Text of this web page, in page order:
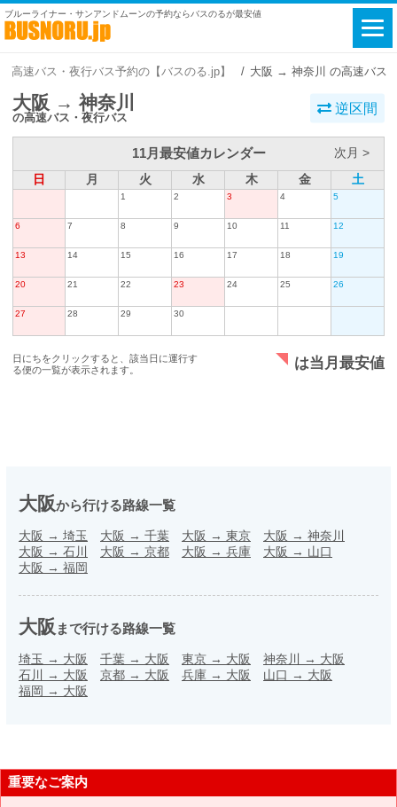
ブルーライナー・サンアンドムーンの予約ならバスのるが最安値
高速バス・夜行バス予約の【バスのる.jp】 大阪 → 神奈川 の高速バス
大阪 → 神奈川
の高速バス・夜行バス
逆区間
11月最安値カレンダー
次月 >
日
月 火 水 木 金 土
1 2 3 4 5
6 7 8 9 10 11 12
13 14 15 16 17 18 19
20 21 22 23 24 25 26
27 28 29 30
日にちをクリックすると、該当日に運行す
る便の一覧が表示されます。
は当月最安値
大阪から行ける路線一覧
大阪 → 埼玉 大阪 → 千葉 大阪 → 東京 大阪 → 神奈川
大阪 → 石川 大阪 → 京都 大阪 → 兵庫 大阪 → 山口
大阪 → 福岡
大阪 まで行ける路線一覧
埼玉 → 大阪 千葉 → 大阪 東京 → 大阪 神奈川 → 大阪
石川 → 大阪 京都 → 大阪 兵庫 → 大阪 山口 → 大阪
福岡 → 大阪
重要なご案内